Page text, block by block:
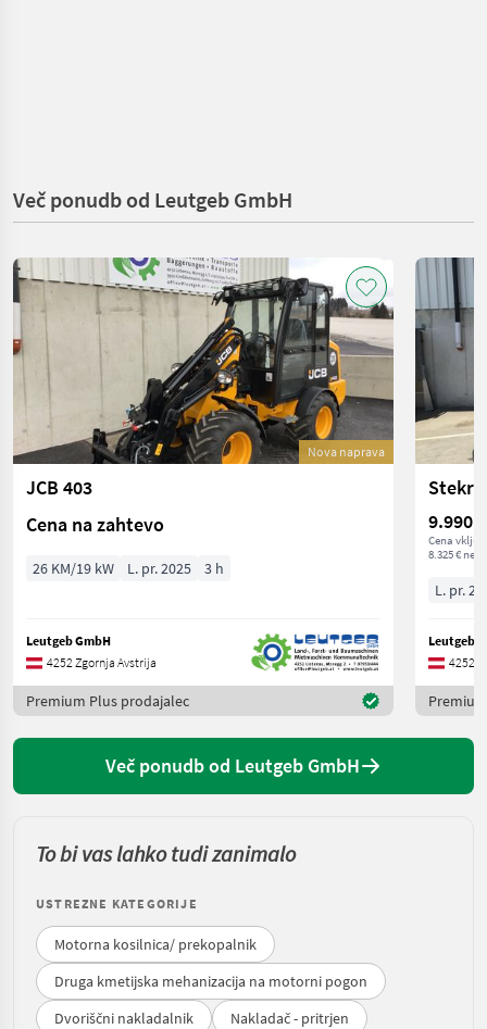
Več ponudb od Leutgeb GmbH
Nova naprava
JCB 403
Cena na zahtevo
26 KM/19 kW L. pr. 2025 3 h
Leutgeb GmbH
4252 Zgornja Avstrija
Premium Plus prodajalec
9.990 €
Cena
8.325 € neto
L. pr.
Leutgeb
4252
Več ponudb od Leutgeb GmbH
To bi vas lahko tudi zanimalo
USTREZNE KATEGORIJE
Motorna kosilnica/ prekopalnik
Druga kmetijska mehanizacija na motorni pogon
Dvoriščni nakladalnik
Nakladač - pritrjen